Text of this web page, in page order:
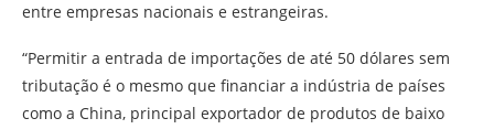
entre empresas nacionais e estrangeiras.
“Permitir a entrada de importações de até 50 dólares sem
tributação é o mesmo que financiar a indústria de países
como a China, principal exportador de produtos de baixo